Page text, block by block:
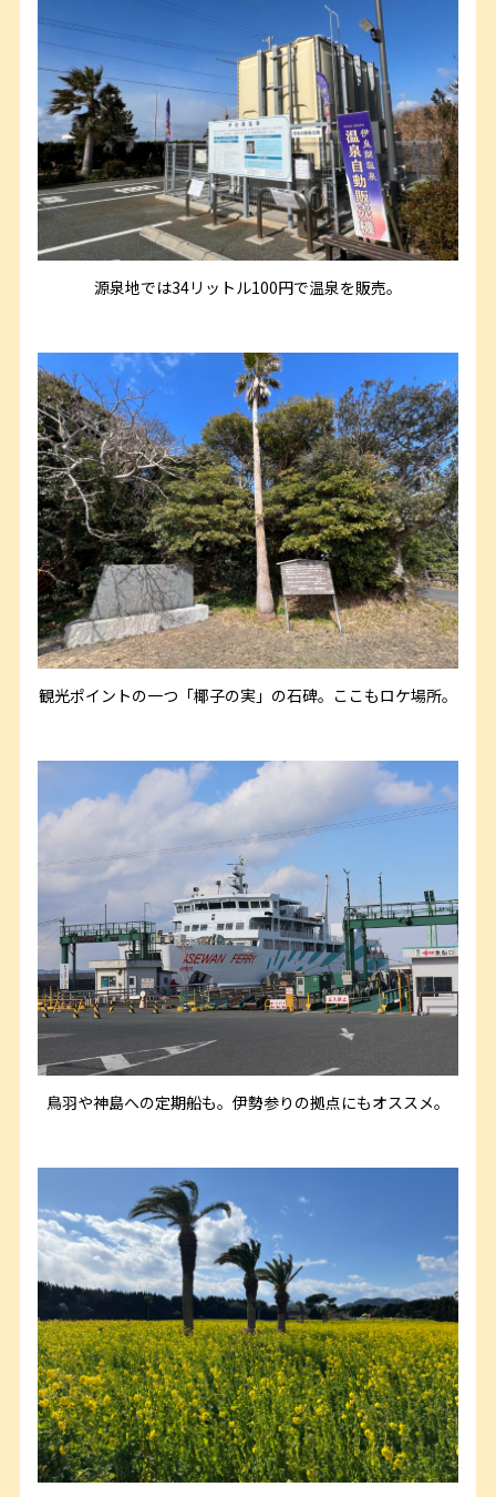
源泉地では34リットル100円で温泉を販売。
観光ポイントの一つ「椰子の実」の石碑。ここもロケ場所。
鳥羽や神島への定期船も。伊勢参りの拠点にもオススメ。